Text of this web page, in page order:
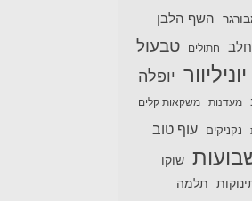
השף הלבן
חלב חתולים טבעול
יוניליוור יופלה
מעדנות משקאות קלים
נקניקים עוף טוב
שוקו
תלמה